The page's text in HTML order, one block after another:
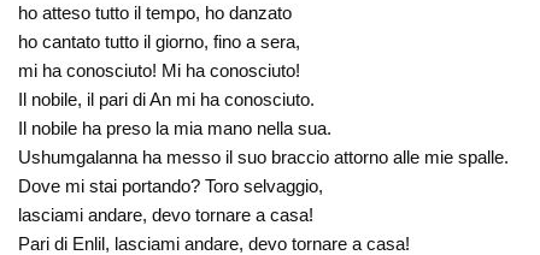
ho atteso tutto il tempo, ho danzato
ho cantato tutto il giorno, fino a sera,
mi ha conosciuto! Mi ha conosciuto!
Il nobile, il pari di An mi ha conosciuto.
Il nobile ha preso la mia mano nella sua.
Ushumgalanna ha messo il suo braccio attorno alle mie spalle.
Dove mi stai portando? Toro selvaggio,
lasciami andare, devo tornare a casa!
Pari di Enlil, lasciami andare, devo tornare a casa!